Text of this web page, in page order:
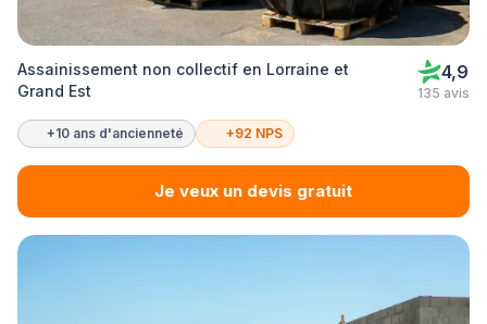
Assainissement non collectif en Lorraine et
Grand Est
4,9
135 avis
+10 ans d'ancienneté +92 NPS
Je veux un devis gratuit